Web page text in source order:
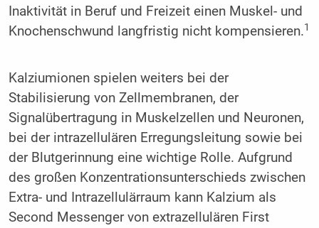
Inaktivität in Beruf und Freizeit einen Muskel- und
Knochenschwund langfristig nicht kompensieren.1
Kalziumionen spielen weiters bei der
Stabilisierung von Zellmembranen, der
Signalübertragung in Muskelzellen und Neuronen,
bei der intrazellulären Erregungsleitung sowie bei
der Blutgerinnung eine wichtige Rolle. Aufgrund
des großen Konzentrationsunterschieds zwischen
Extra- und Intrazellulärraum kann Kalzium als
Second Messenger von extrazellulären First